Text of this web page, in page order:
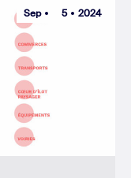
Sep 5 2024